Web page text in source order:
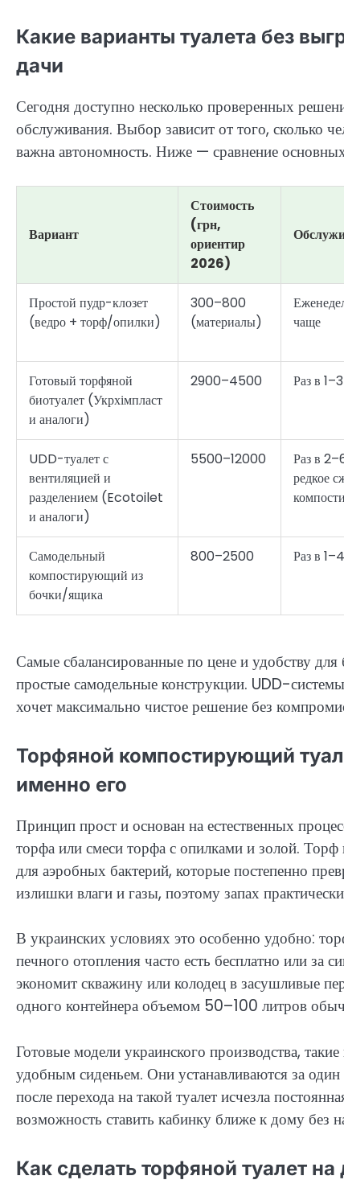
Какие варианты туалета без
дачи
Сегодня доступно несколько проверенных
обслуживания. Выбор зависит от того, сколько
важна автономность. Ниже — сравнение
Вариант
Стоимость
(грн,
ориентир
2026)
Простой пудр-клозет
(ведро + торф/опилки)
300–800
(материалы)
чаще
Готовый торфяной
биотуалет (Укрхімпласт
и аналоги)
2900–4500 Раз в
UDD-туалет с
вентиляцией и
разделением (Ecotoilet
и аналоги)
5500–12000
Раз в
редкое
Самодельный
компостирующий из
бочки/ящика
800–2500 Раз в
Самые сбалансированные по цене и удобству
простые самодельные конструкции. UDD-
хочет максимально чистое решение без
Торфяной компостирующий
именно его
Принцип прост и основан на естественных
торфа или смеси торфа с опилками и золой. Торф
для аэробных бактерий, которые постепенно
излишки влаги и газы, поэтому запах
В украинских условиях это особенно удобно:
печного отопления часто есть бесплатно или за
экономит скважину или колодец в засушливые
одного контейнера объемом 50–100 литров
Готовые модели украинского производства,
удобным сиденьем. Они устанавливаются за
после перехода на такой туалет исчезла
возможность ставить кабинку ближе к дому без
Как сделать торфяной туалет